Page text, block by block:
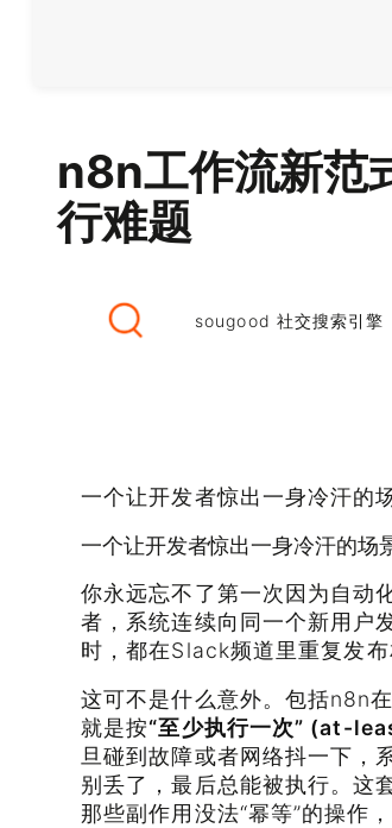
n8n工作流新范
行难题
sougood 社交搜索引擎
一个让开发者惊出一身冷汗的
一个让开发者惊出一身冷汗的场
你永远忘不了第一次因为自动
者，系统连续向同一个新用户
时，都在Slack频道里重复发布
这可不是什么意外。包括n8n
就是按“至少执行一次” (at-
旦碰到故障或者网络抖一下，
别丢了，最后总能被执行。这
那些副作用没法“幂等”的操作